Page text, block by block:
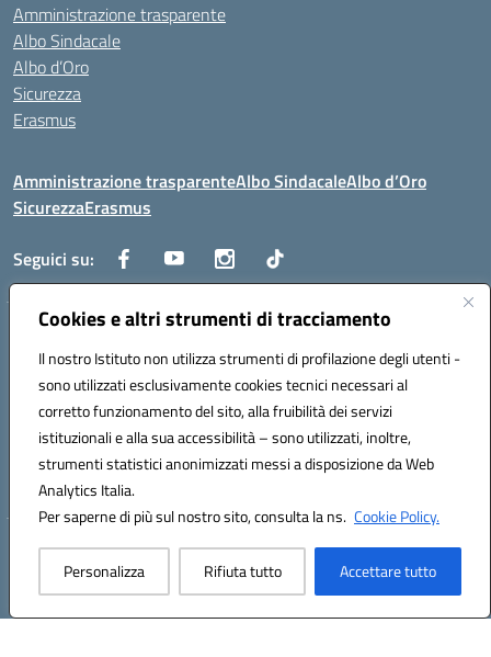
Cookies e altri strumenti di tracciamento
Il nostro Istituto non utilizza strumenti di profilazione degli utenti -
sono utilizzati esclusivamente cookies tecnici necessari al
corretto funzionamento del sito, alla fruibilità dei servizi
istituzionali e alla sua accessibilità – sono utilizzati, inoltre,
strumenti statistici anonimizzati messi a disposizione da Web
Analytics Italia.
Per saperne di più sul nostro sito, consulta la ns. Cookie Policy.
Personalizza Rifiuta tutto Accettare tutto
Amministrazione trasparente
Albo Sindacale
Albo d’Oro
Sicurezza
Erasmus
Amministrazione trasparenteAlbo SindacaleAlbo d’Oro
SicurezzaErasmus
Seguici su:
Centralino:0885.426034 Email:FGTD02000P@istruzione.it
Posta elettronica certificata (PEC):fgtd02000p@pec.istruzione.it
Codice fiscale: 81002930717
Codice meccanografico:FGTD02000P
Codice unico di fatturazione (CUF): UFUN7Y
Hosting & Powered by 3D Solution S.r.l.
Concept & Design by Designers Italia